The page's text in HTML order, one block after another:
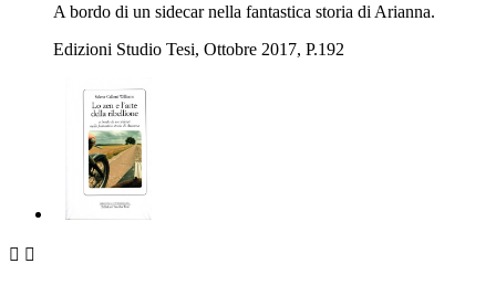
A bordo di un sidecar nella fantastica storia di Arianna.
Edizioni Studio Tesi, Ottobre 2017, P.192
 